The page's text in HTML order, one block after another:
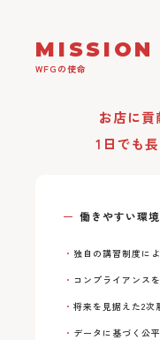
MISSION
WFGの使命
お店に貢
1日でも
働きやすい環
独自の講習制度に
コンプライアンス
将来を見据えた2次
データに基づく公